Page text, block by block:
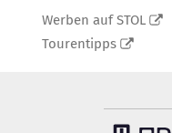
Werben auf STOL
Tourentipps